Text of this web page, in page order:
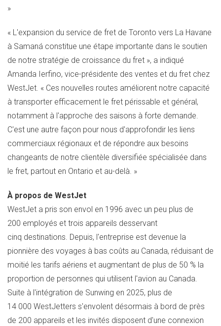
»
« L'expansion du service de fret de Toronto vers La Havane
à Samaná constitue une étape importante dans le soutien
de notre stratégie de croissance du fret », a indiqué
Amanda Ierfino, vice-présidente des ventes et du fret chez
WestJet. « Ces nouvelles routes améliorent notre capacité
à transporter efficacement le fret périssable et général,
notamment à l'approche des saisons à forte demande.
C'est une autre façon pour nous d'approfondir les liens
commerciaux régionaux et de répondre aux besoins
changeants de notre clientèle diversifiée spécialisée dans
le fret, partout en Ontario et au-delà. »
À propos de WestJet
WestJet a pris son envol en 1996 avec un peu plus de
200 employés et trois appareils desservant
cinq destinations. Depuis, l'entreprise est devenue la
pionnière des voyages à bas coûts au Canada, réduisant de
moitié les tarifs aériens et augmentant de plus de 50 % la
proportion de personnes qui utilisent l'avion au Canada
Suite à l'intégration de Sunwing en 2025, plus de
14 000 WestJetters s'envolent désormais à bord de près
de 200 appareils et les invités disposent d'une connexion